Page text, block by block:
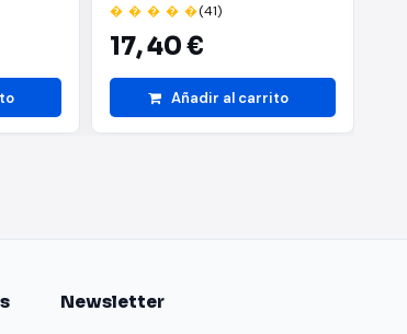
� � � � �(41)
17,40 €
Añadir al carrito
Newsletter